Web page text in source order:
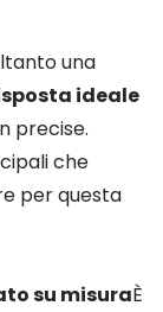
una
ideale
precise.
che
per questa
su misuraÈ